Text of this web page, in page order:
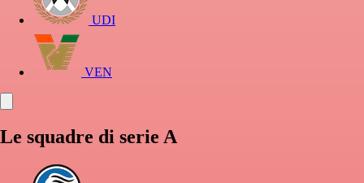
UDI
VEN
Le squadre di serie A